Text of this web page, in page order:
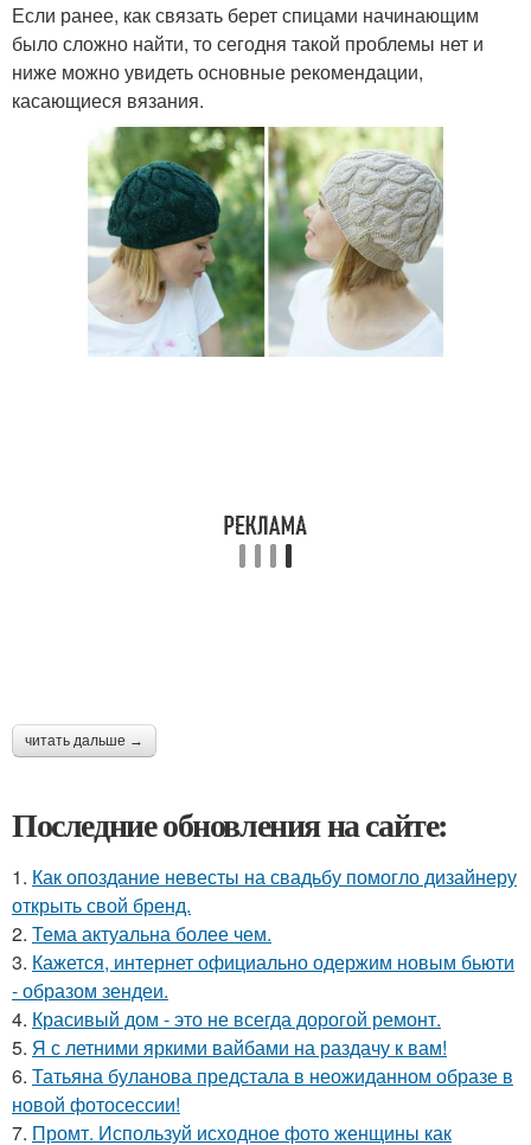
Если ранее, как связать берет спицами начинающим
было сложно найти, то сегодня такой проблемы нет и
ниже можно увидеть основные рекомендации,
касающиеся вязания.
читать дальше →
Последние обновления на сайте:
1. Как опоздание невесты на свадьбу помогло дизайнеру
открыть свой бренд.
2. Тема актуальна более чем.
3. Кажется, интернет официально одержим новым бьюти
- образом зендеи.
4. Красивый дом - это не всегда дорогой ремонт.
5. Я с летними яркими вайбами на раздачу к вам!
6. Татьяна буланова предстала в неожиданном образе в
новой фотосессии!
7. Промт. Используй исходное фото женщины как